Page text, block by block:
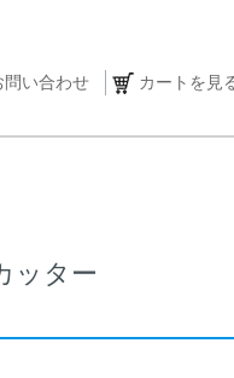
問い合わせ カートを見
ッター